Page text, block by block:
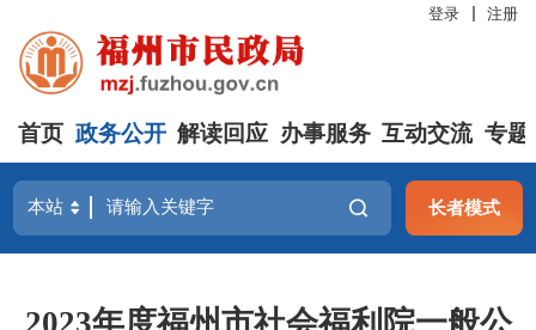
登录 注册
首页 政务公开 解读回应 办事服务 互动交流 专题
长者模式
2023年度福州市社会福利院一般公